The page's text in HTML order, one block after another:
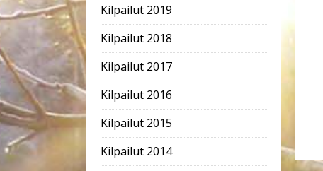
Kilpailut 2019
Kilpailut 2018
Kilpailut 2017
Kilpailut 2016
Kilpailut 2015
Kilpailut 2014